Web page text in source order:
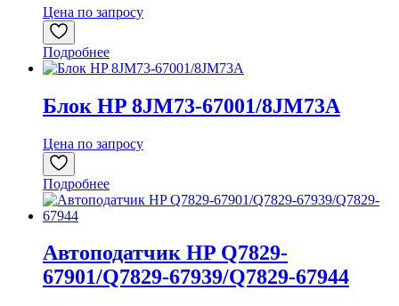
Цена по запросу
Подробнее
Блок HP 8JM73-67001/8JM73A
Цена по запросу
Подробнее
Автоподатчик HP Q7829-
67901/Q7829-67939/Q7829-67944